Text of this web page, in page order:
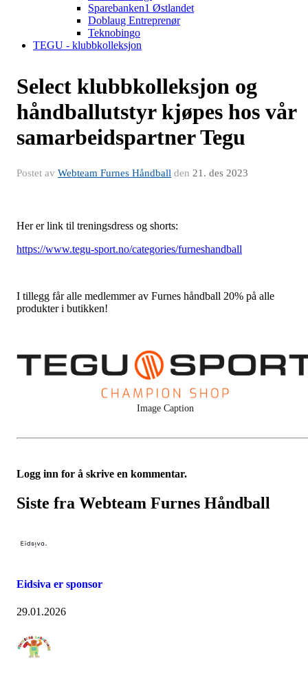
Sparebanken1 Østlandet
Doblaug Entreprenør
Teknobingo
TEGU - klubbkolleksjon
Select klubbkolleksjon og
håndballutstyr kjøpes hos vår
samarbeidspartner Tegu
Postet av Webteam Furnes Håndball den 21. des 2023
Her er link til treningsdress og shorts:
https://www.tegu-sport.no/categories/furneshandball
I tillegg får alle medlemmer av Furnes håndball 20% på alle
produkter i butikken!
Image Caption
Logg inn for å skrive en kommentar.
Siste fra Webteam Furnes Håndball
Eidsiva er sponsor
29.01.2026